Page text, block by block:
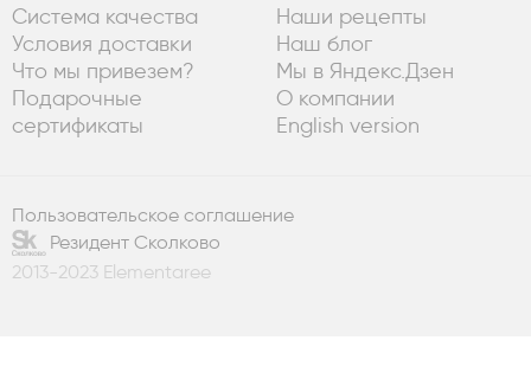
Система качества
Условия доставки
Что мы привезем?
Подарочные
сертификаты
Наши рецепты
Наш блог
Мы в Яндекс.Дзен
О компании
English version
Пользовательское соглашение
Резидент Сколково
2013-2023 Elementaree